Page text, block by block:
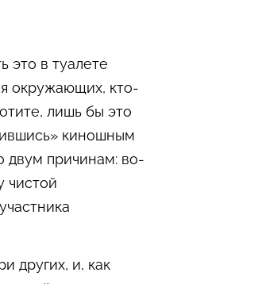
это в туалете
окружающих, кто-
лишь бы это
киношным
двум причинам: во-
чистой
других, и, как